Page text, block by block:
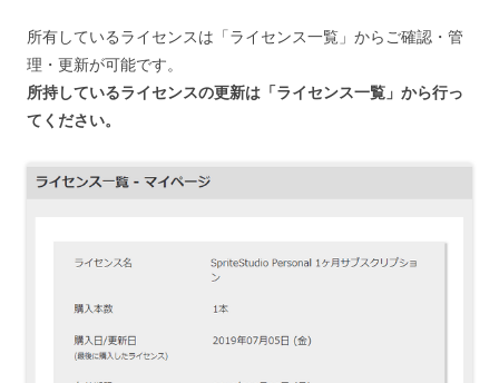
所有しているライセンスは「ライセンス一覧」からご確認・管
理・更新が可能です。
所持しているライセンスの更新は「ライセンス一覧」から行っ
てください。